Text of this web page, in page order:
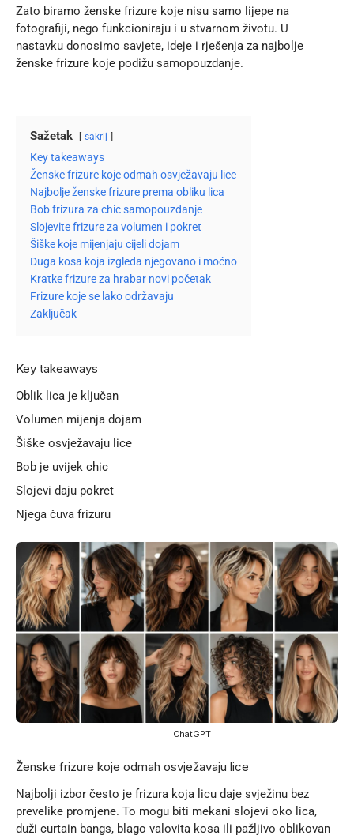
Zato biramo ženske frizure koje nisu samo lijepe na
fotografiji, nego funkcioniraju i u stvarnom životu. U
nastavku donosimo savjete, ideje i rješenja za najbolje
ženske frizure koje podižu samopouzdanje.
Sažetak sakrij
Key takeaways
Ženske frizure koje odmah osvježavaju lice
Najbolje ženske frizure prema obliku lica
Bob frizura za chic samopouzdanje
Slojevite frizure za volumen i pokret
Šiške koje mijenjaju cijeli dojam
Duga kosa koja izgleda njegovano i moćno
Kratke frizure za hrabar novi početak
Frizure koje se lako održavaju
Zaključak
Key takeaways
Oblik lica je ključan
Volumen mijenja dojam
Šiške osvježavaju lice
Bob je uvijek chic
Slojevi daju pokret
Njega čuva frizuru
ChatGPT
Ženske frizure koje odmah osvježavaju lice
Najbolji izbor često je frizura koja licu daje svježinu bez
prevelike promjene. To mogu biti mekani slojevi oko lica,
duži curtain bangs, blago valovita kosa ili pažljivo oblikovan